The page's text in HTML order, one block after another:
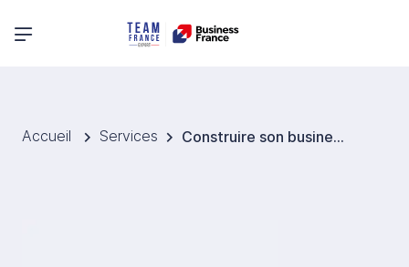
Menu principal
Accueil Services Construire son business plan